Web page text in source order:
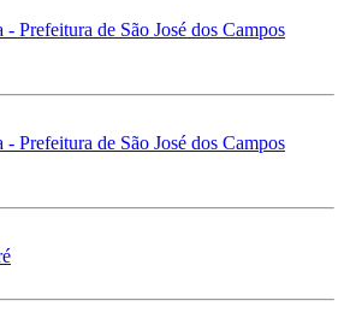
Prefeitura de São José dos Campos
Prefeitura de São José dos Campos